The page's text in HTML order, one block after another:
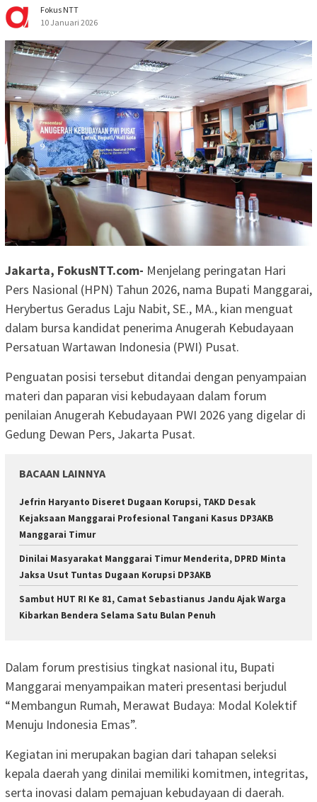
Fokus NTT
10 Januari 2026
Jakarta, FokusNTT.com- Menjelang peringatan Hari
Pers Nasional (HPN) Tahun 2026, nama Bupati Manggarai,
Herybertus Geradus Laju Nabit, SE., MA., kian menguat
dalam bursa kandidat penerima Anugerah Kebudayaan
Persatuan Wartawan Indonesia (PWI) Pusat.
Penguatan posisi tersebut ditandai dengan penyampaian
materi dan paparan visi kebudayaan dalam forum
penilaian Anugerah Kebudayaan PWI 2026 yang digelar di
Gedung Dewan Pers, Jakarta Pusat.
BACAAN LAINNYA
Jefrin Haryanto Diseret Dugaan Korupsi, TAKD Desak
Kejaksaan Manggarai Profesional Tangani Kasus DP3AKB
Manggarai Timur
Dinilai Masyarakat Manggarai Timur Menderita, DPRD Minta
Jaksa Usut Tuntas Dugaan Korupsi DP3AKB
Sambut HUT RI Ke 81, Camat Sebastianus Jandu Ajak Warga
Kibarkan Bendera Selama Satu Bulan Penuh
Dalam forum prestisius tingkat nasional itu, Bupati
Manggarai menyampaikan materi presentasi berjudul
“Membangun Rumah, Merawat Budaya: Modal Kolektif
Menuju Indonesia Emas”.
Kegiatan ini merupakan bagian dari tahapan seleksi
kepala daerah yang dinilai memiliki komitmen, integritas,
serta inovasi dalam pemajuan kebudayaan di daerah.